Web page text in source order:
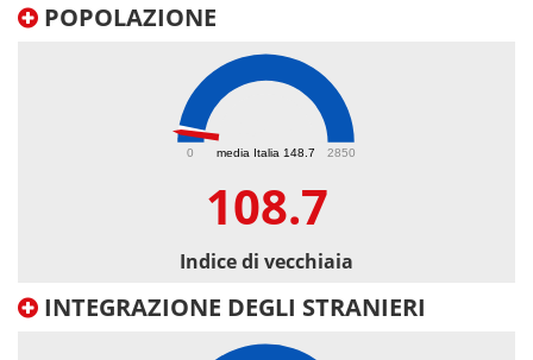
POPOLAZIONE
media Italia 148.7
0 2850
108.7
Indice di vecchiaia
INTEGRAZIONE DEGLI STRANIERI